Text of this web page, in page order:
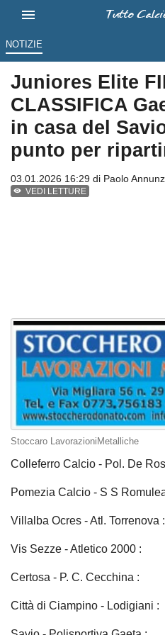
NOTIZIE
Juniores Elite
CLASSIFICA
in casa del
punto per
03.01.2026 16:29 di Paolo
VEDI LETTURE
Stoccaro LavorazioniMetalliche
Colleferro Calcio - Pol. De
Pomezia Calcio - S S
Villalba Ocres - Atl.
Vis Sezze - Atletico
Certosa - P. C.
Città di Ciampino -